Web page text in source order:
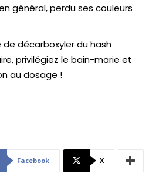
général, perdu ses couleurs
de décarboxyler du hash
privilégiez le bain-marie et
au dosage !
Facebook X